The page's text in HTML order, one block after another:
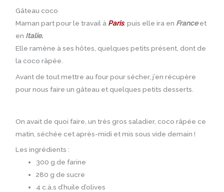
Gâteau coco
Maman part pour le travail à Paris, puis elle ira en France et
en Italie.
Elle ramène à ses hôtes, quelques petits présent, dont de
la coco râpée.
Avant de tout mettre au four pour sécher, j’en récupère
pour nous faire un gâteau et quelques petits desserts.
On avait de quoi faire, un très gros saladier, coco râpée ce
matin, séchée cet après-midi et mis sous vide demain !
Les ingrédients :
300 g de farine
280 g de sucre
4 c.à.s d’huile d’olives